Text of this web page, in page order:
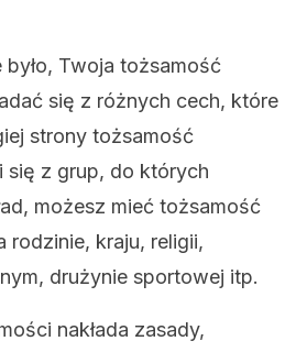
Twoja tożsamość
się z różnych cech, które
strony tożsamość
się z grup, do których
możesz mieć tożsamość
rodzinie, kraju, religii,
drużynie sportowej itp.
nakłada zasady,